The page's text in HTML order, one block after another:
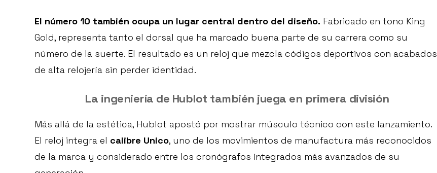
El número 10 también ocupa un lugar central dentro del diseño. Fabricado en tono King
Gold, representa tanto el dorsal que ha marcado buena parte de su carrera como su
número de la suerte. El resultado es un reloj que mezcla códigos deportivos con acabados
de alta relojería sin perder identidad.
La ingeniería de Hublot también juega en primera división
Más allá de la estética, Hublot apostó por mostrar músculo técnico con este lanzamiento.
El reloj integra el calibre Unico, uno de los movimientos de manufactura más reconocidos
de la marca y considerado entre los cronógrafos integrados más avanzados de su